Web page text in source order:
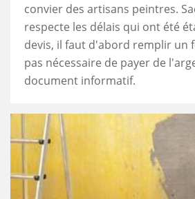
convier des artisans peintres.
respecte les délais qui ont été
devis, il faut d'abord remplir un
pas nécessaire de payer de
document informatif.